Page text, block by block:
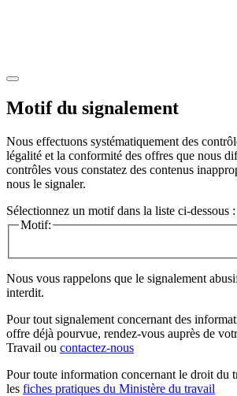
Motif du signalement
Nous effectuons systématiquement des
légalité et la conformité des offres que nous
contrôles vous constatez des contenus
nous le signaler.
Sélectionnez un motif dans la liste ci-dessous :
Motif:
Nous vous rappelons que le signalement
interdit.
Pour tout signalement concernant des
offre déjà pourvue, rendez-vous auprès de
Travail ou contactez-nous
Pour toute information concernant le droit du
les fiches pratiques du Ministère du travail